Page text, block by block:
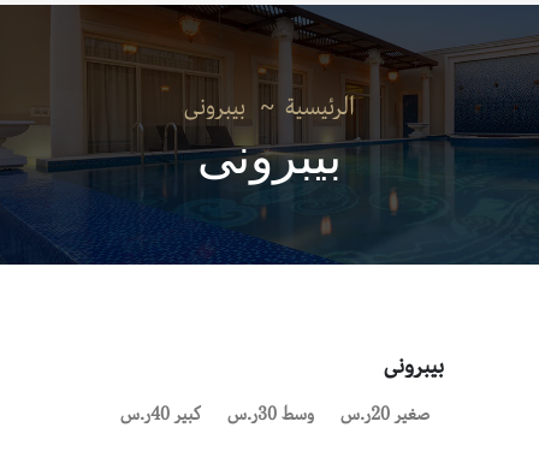
بيبرونى
الرئيسية بيبرونى
بيبرونى
صغير 20ر.س وسط 30ر.س كبير 40ر.س